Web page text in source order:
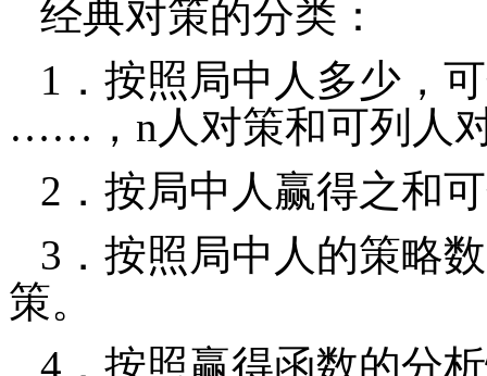
经典对策的分类：
1 ．按照局中人多少，
……， n 人对策和可列人
2 ．按局中人赢得之和
3 ．按照局中人的策略
策。
4 ．按照赢得函数的分